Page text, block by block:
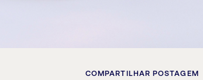
COMPARTILHAR POSTAGEM